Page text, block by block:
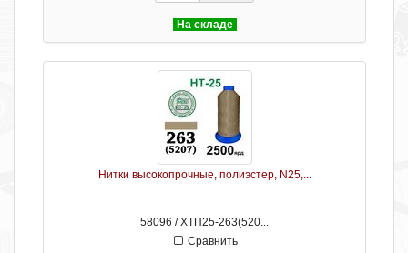
На складе
Нитки высокопрочные, полиэстер, N25,...
58096 / ХТП25-263(520...
Сравнить